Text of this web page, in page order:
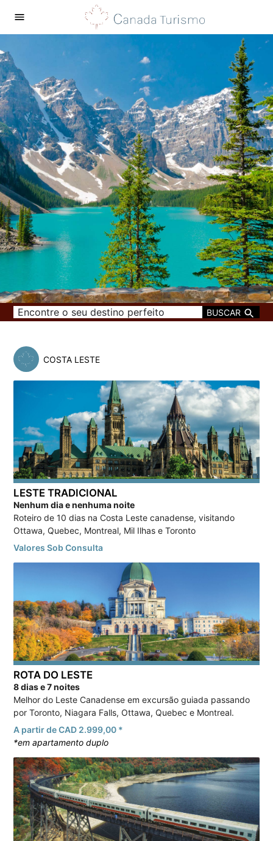
BUSCAR
COSTA LESTE
LESTE TRADICIONAL
Nenhum dia e nenhuma noite
Roteiro de 10 dias na Costa Leste canadense, visitando
Ottawa, Quebec, Montreal, Mil Ilhas e Toronto
Valores Sob Consulta
ROTA DO LESTE
8 dias e 7 noites
Melhor do Leste Canadense em excursão guiada passando
por Toronto, Niagara Falls, Ottawa, Quebec e Montreal.
A partir de CAD 2.999,00 *
*em apartamento duplo